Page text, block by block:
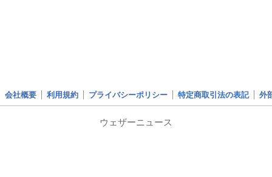
会社概要 利用規約 プライバシーポリシー 特定商取引法の表記 外
ウェザーニュース